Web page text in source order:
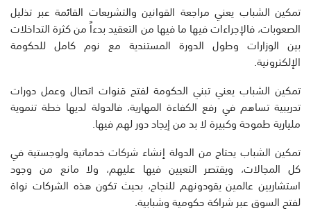
تمكين الشباب يعني مراجعة القوانين والتشريعات القائمة عبر تذليل
الصعوبات، فالإجراءات فيها ما فيها من التعقيد بدءاً من كثرة التداخلات
بين الوزارات وطول الدورة المستندية مع نوم كامل للحكومة
الإلكترونية.
تمكين الشباب يعني تبني الحكومة لفتح قنوات اتصال وعمل دورات
تدريبية تساهم في رفع الكفاءة المهارية، فالدولة لديها خطة تنموية
مليارية طموحة وكبيرة لا بد من إيجاد دور لهم فيها.
تمكين الشباب يحتاج من الدولة إنشاء شركات خدماتية ولوجستية في
كل المجالات، ويقتصر التعيين فيها عليهم، ولا مانع من وجود
استشاريين عالمين يقودونهم للنجاح، بحيث تكون هذه الشركات نواة
لفتح السوق عبر شراكة حكومية وشبابية.